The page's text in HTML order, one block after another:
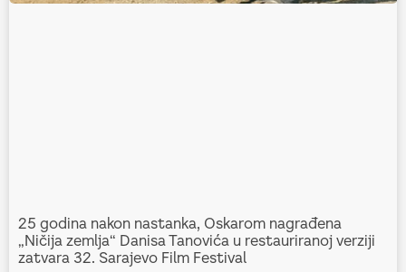
25 godina nakon nastanka, Oskarom nagrađena
„Ničija zemlja“ Danisa Tanovića u restauriranoj verziji
zatvara 32. Sarajevo Film Festival